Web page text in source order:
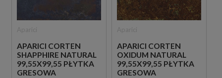
APARICI CORTEN
SHAPPHIRE NATURAL
99,55X99,55 PŁYTKA
GRESOWA
APARICI CORTEN
OXIDUM NATURAL
99,55X99,55 PŁYTKA
GRESOWA